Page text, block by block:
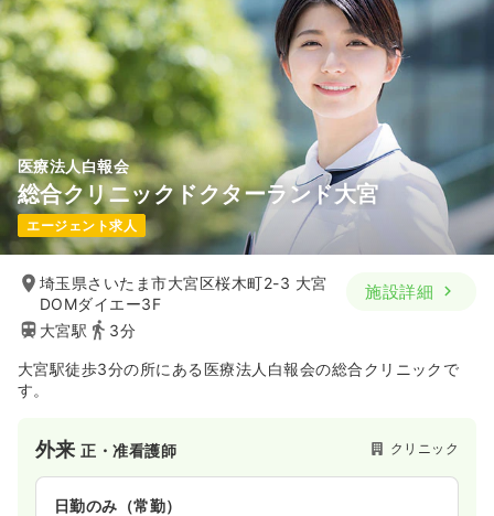
※一例
時間
8:00～17:00
日祝休み
年間休日120日 月給21万円以上可
気になる 詳細を見る
日勤のみ（パート） 一時募集休止
給与 時給1,400
時間 8:00～17:00
日祝休み
時給1,400円以上可
気になる
給与 時給1,400円〜
医療法人白報会
総合クリニックドクターランド大宮
エージェント求人
埼玉県さいたま市大宮区桜木町2-3 大宮
DOMダイエー3F
大宮駅
3分
施設詳細
大宮駅徒歩3分の所にある医療法人白報会の総合クリニックで
す。
外来正・准看護師 クリニック
日勤のみ（常勤）